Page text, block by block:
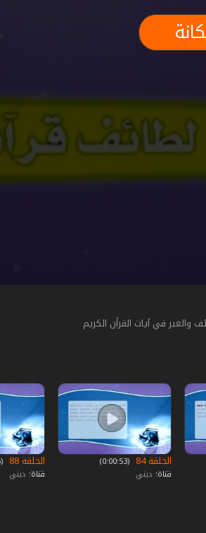
في آيات القرأن الكريم
الحلقة 84
‏ (0:00:53)
قناة: ديني
الحلقة 88
‏ (0:00:55)
قناة: ديني